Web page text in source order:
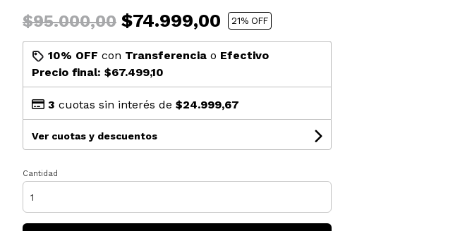
$95.000,00 $74.999,00 21% OFF
10% OFF con Transferencia o Efectivo
Precio final: $67.499,10
3 cuotas sin interés de $24.999,67
Ver cuotas y descuentos
Cantidad